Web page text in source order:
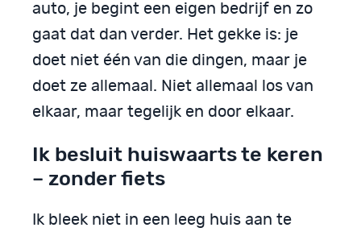
auto, je begint een eigen bedrijf en zo
gaat dat dan verder. Het gekke is: je
doet niet één van die dingen, maar je
doet ze allemaal. Niet allemaal los van
elkaar, maar tegelijk en door elkaar.
Ik besluit huiswaarts te keren
– zonder fiets
Ik bleek niet in een leeg huis aan te